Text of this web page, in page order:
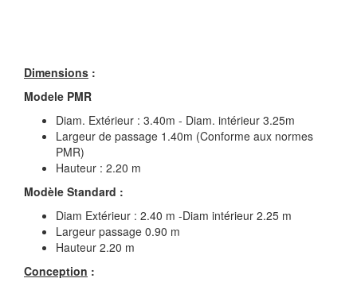
Dimensions :
Modele PMR
Diam. Extérieur : 3.40m - Diam. intérieur 3.25m
Largeur de passage 1.40m (Conforme aux normes
PMR)
Hauteur : 2.20 m
Modèle Standard :
Diam Extérieur : 2.40 m -Diam intérieur 2.25 m
Largeur passage 0.90 m
Hauteur 2.20 m
Conception :